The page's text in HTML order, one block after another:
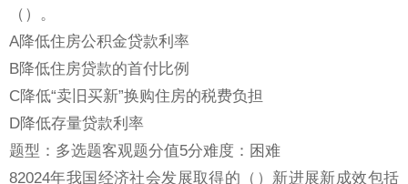
（）。
A降低住房公积金贷款利率
B降低住房贷款的首付比例
C降低“卖旧买新”换购住房的税费负担
D降低存量贷款利率
题型：多选题客观题分值5分难度：困难
82024年我国经济社会发展取得的（）新进展新成效包括